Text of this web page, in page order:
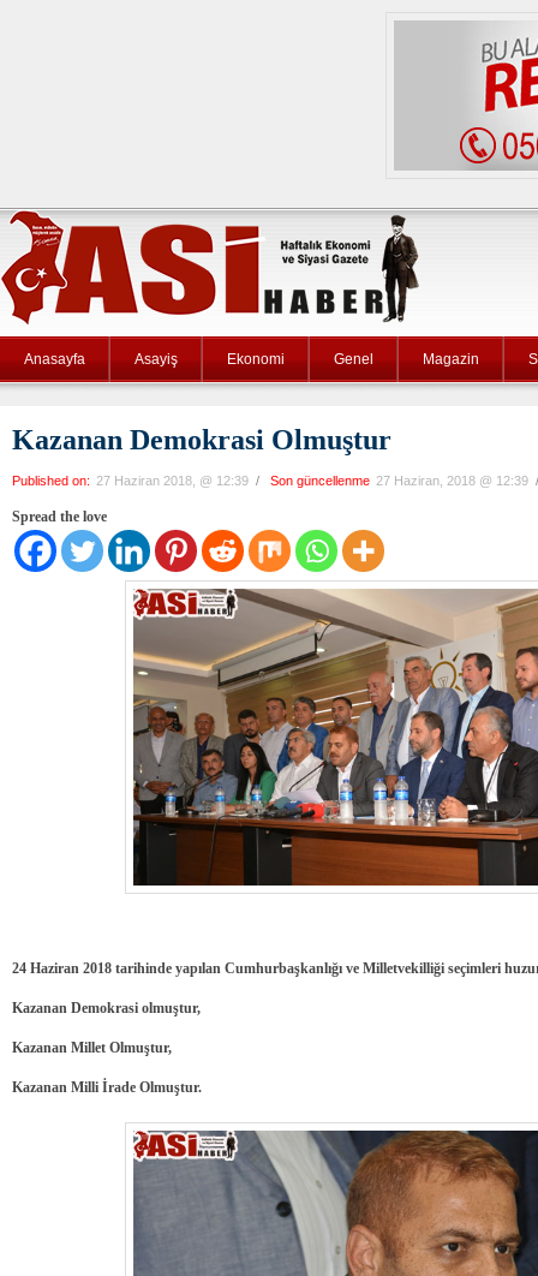
Anasayfa Asayiş Ekonomi Genel Magazin
Kazanan Demokrasi Olmuştur
Published on: 27 Haziran 2018, @ 12:39 / Son güncellenme 27 Haziran, 2018 @ 12:39
Spread the love
24 Haziran 2018 tarihinde yapılan Cumhurbaşkanlığı ve Milletvekilliği seçimleri
Kazanan Demokrasi olmuştur,
Kazanan Millet Olmuştur,
Kazanan Milli İrade Olmuştur.